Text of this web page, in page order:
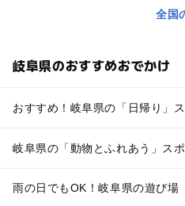
全国
岐阜県のおすすめおでかけ
おすすめ！岐阜県の「日帰り」
岐阜県の「動物とふれあう」ス
雨の日でもOK！岐阜県の遊び場